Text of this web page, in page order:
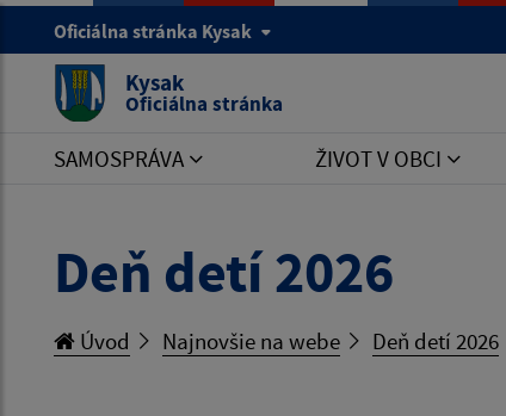
Oficiálna stránka Kysak
Kysak
Oficiálna stránka
SAMOSPRÁVA ŽIVOT V OBCI
Deň detí 2026
Úvod Najnovšie na webe Deň detí 2026